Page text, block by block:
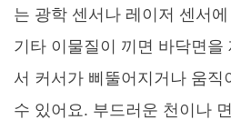
는 광학 센서나 레이저 센서
기타 이물질이 끼면 바닥면을
서 커서가 삐뚤어지거나 움직
수 있어요. 부드러운 천이나